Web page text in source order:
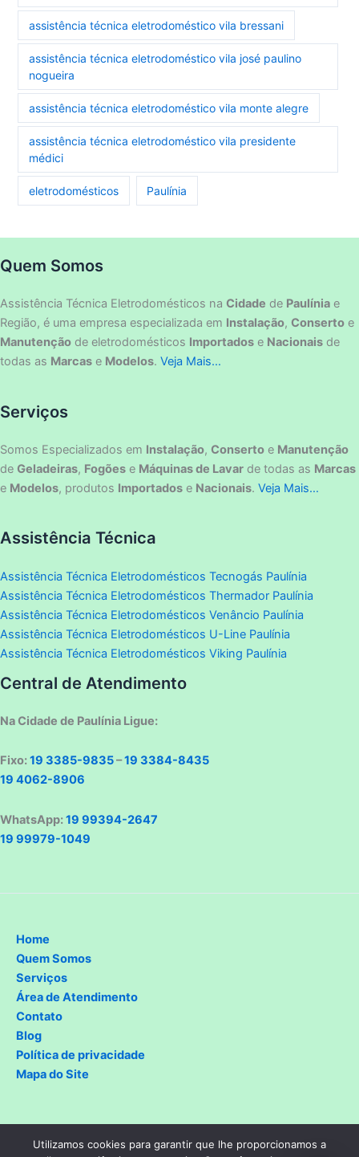
assistência técnica eletrodoméstico vila bressani
assistência técnica eletrodoméstico vila josé paulino
nogueira
assistência técnica eletrodoméstico vila monte alegre
assistência técnica eletrodoméstico vila presidente
médici
eletrodomésticos Paulínia
Quem Somos
Assistência Técnica Eletrodomésticos na Cidade de Paulínia e
Região, é uma empresa especializada em Instalação, Conserto e
Manutenção de eletrodomésticos Importados e Nacionais de
todas as Marcas e Modelos. Veja Mais…
Serviços
Somos Especializados em Instalação, Conserto e Manutenção
de Geladeiras, Fogões e Máquinas de Lavar de todas as Marcas
e Modelos, produtos Importados e Nacionais. Veja Mais…
Assistência Técnica
Assistência Técnica Eletrodomésticos Tecnogás Paulínia
Assistência Técnica Eletrodomésticos Thermador Paulínia
Assistência Técnica Eletrodomésticos Venâncio Paulínia
Assistência Técnica Eletrodomésticos U-Line Paulínia
Assistência Técnica Eletrodomésticos Viking Paulínia
Central de Atendimento
Na Cidade de Paulínia Ligue:
Fixo:19 3385-9835–19 3384-8435
19 4062-8906
WhatsApp:19 99394-2647
19 99979-1049
Home
Quem Somos
Serviços
Área de Atendimento
Contato
Blog
Política de privacidade
Mapa do Site
Utilizamos cookies para garantir que lhe proporcionamos a